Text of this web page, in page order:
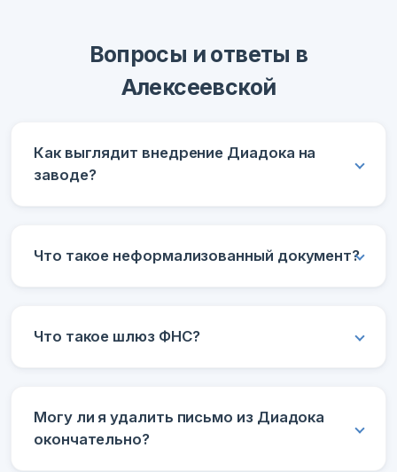
Вопросы и ответы в
Алексеевской
Как выглядит внедрение Диадока на
заводе?
Что такое неформализованный документ?
Что такое шлюз ФНС?
Могу ли я удалить письмо из Диадока
окончательно?